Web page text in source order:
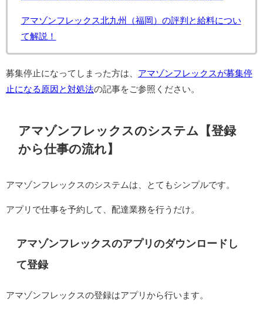
アマゾンフレックス北九州（福岡）の評判と給料につい
て解説！
募集停止になってしまった方は、 アマゾンフレックスが募集停
止になる原因と対処法の記事をご参照ください。
アマゾンフレックスのシステム【登録
から仕事の流れ】
アマゾンフレックスのシステムは、とてもシンプルです。
アプリで仕事を予約して、配達業務を行うだけ。
アマゾンフレックスのアプリのダウンロードし
て登録
アマゾンフレックスの登録はアプリから行います。